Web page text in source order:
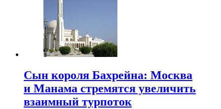
Сын короля Бахрейна: Москва
и Манама стремятся увеличить
взаимный турпоток